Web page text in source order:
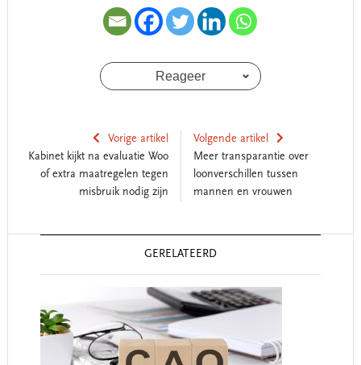
Reageer
Vorige artikel
Kabinet kijkt na evaluatie Woo
of extra maatregelen tegen
misbruik nodig zijn
Volgende artikel
Meer transparantie over
loonverschillen tussen
mannen en vrouwen
GERELATEERD